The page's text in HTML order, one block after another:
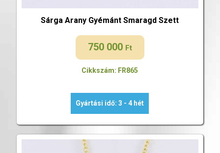
Sárga Arany Gyémánt Smaragd Szett
750 000 Ft
Cikkszám: FR865
Gyártási idő: 3 - 4 hét